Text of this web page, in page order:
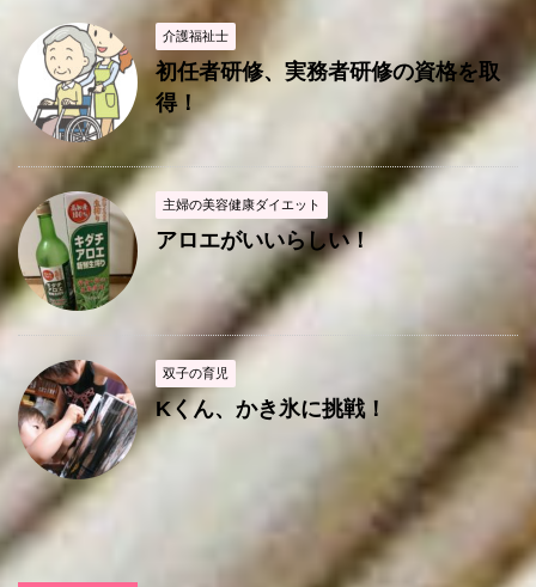
介護福祉士
初任者研修、実務者研修の資格を取
得！
主婦の美容健康ダイエット
アロエがいいらしい！
双子の育児
Kくん、かき氷に挑戦！